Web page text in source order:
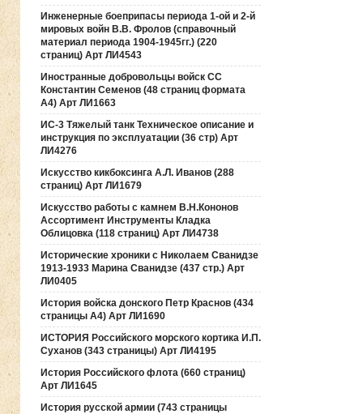
Инженерные боеприпасы периода 1-ой и 2-й
мировых войн В.В. Фролов (справочный
материал периода 1904-1945гг.) (220
страниц) Арт ЛИ4543
Иностранные добровольцы войск СС
Константин Семенов (48 страниц формата
А4) Арт ЛИ1663
ИС-3 Тяжелый танк Техническое описание и
инструкция по эксплуатации (36 стр) Арт
ЛИ4276
Искусство кикбоксинга А.Л. Иванов (288
страниц) Арт ЛИ1679
Искусство работы с камнем В.Н.Кононов
Ассортимент Инструменты Кладка
Облицовка (118 страниц) Арт ЛИ4738
Исторические хроники с Николаем Сванидзе
1913-1933 Марина Сванидзе (437 стр.) Арт
ЛИ0405
История войска донского Петр Краснов (434
страницы А4) Арт ЛИ1690
ИСТОРИЯ Российского морского кортика И.П.
Суханов (343 страницы) Арт ЛИ4195
История Российского флота (660 страниц)
Арт ЛИ1645
История русской армии (743 страницы